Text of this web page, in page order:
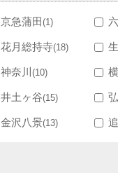
京急蒲田(1)
花月総持寺(18)
神奈川 (10)
井土ヶ谷(15)
金沢八景(13)